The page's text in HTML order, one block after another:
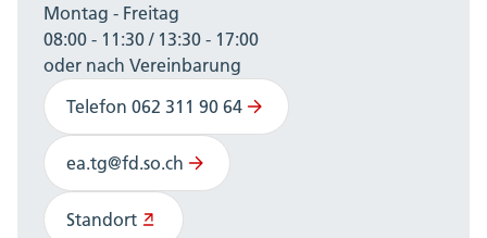
Montag - Freitag
08:00 - 11:30 / 13:30 - 17:00
oder nach Vereinbarung
Telefon 062 311 90 64
ea.tg@fd.so.ch
Standort